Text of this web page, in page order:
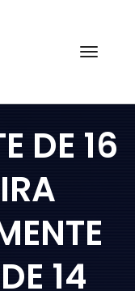
DE 16
14